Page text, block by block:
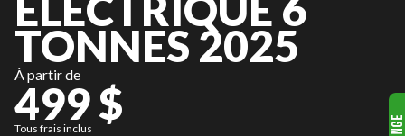
TONNES 2025
À partir de
499 $
Tous frais inclus